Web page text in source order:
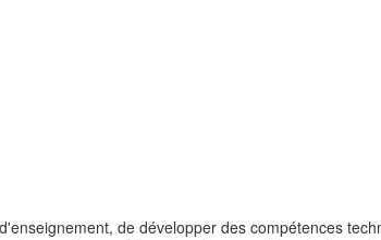
de développer des compétences